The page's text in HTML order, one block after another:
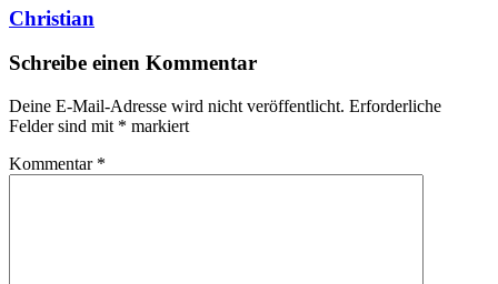
Christian
Schreibe einen Kommentar
Deine E-Mail-Adresse wird nicht veröffentlicht. Erforderliche
Felder sind mit * markiert
Kommentar *